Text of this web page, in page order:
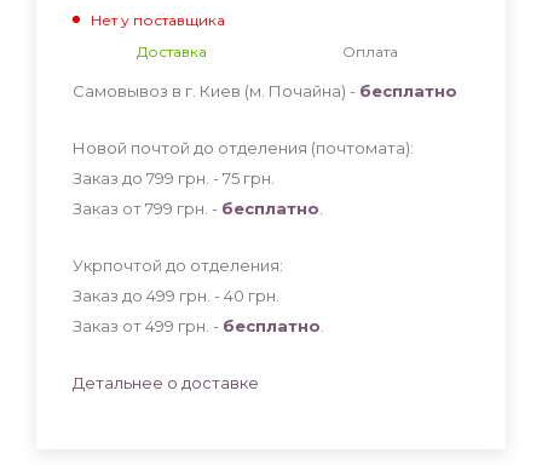
Нет у поставщика
Доставка
Оплата
Самовывоз в г. Киев (м. Почайна) - бесплатно
Новой почтой до отделения (почтомата):
Заказ до 799 грн. - 75 грн
Заказ от 799 грн. - бесплатно
Укрпочтой до отделения:
Заказ до 499 грн. - 40 грн
Заказ от 499 грн. - бесплатно
Детальнее о доставке